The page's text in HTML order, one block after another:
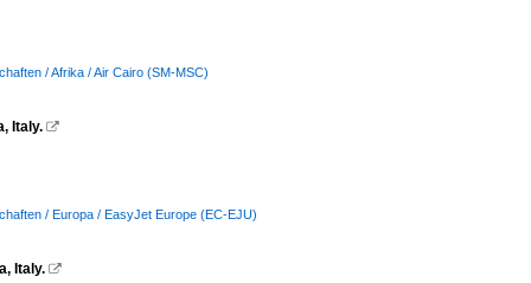
/ Afrika / Air Cairo (SM-MSC)
Italy. 
/ Europa / EasyJet Europe (EC-EJU)
Italy. 